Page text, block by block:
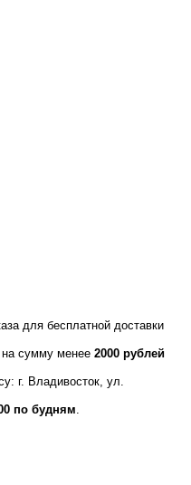
для бесплатной доставки
на сумму менее 2000 рублей
г. Владивосток, ул.
по будням